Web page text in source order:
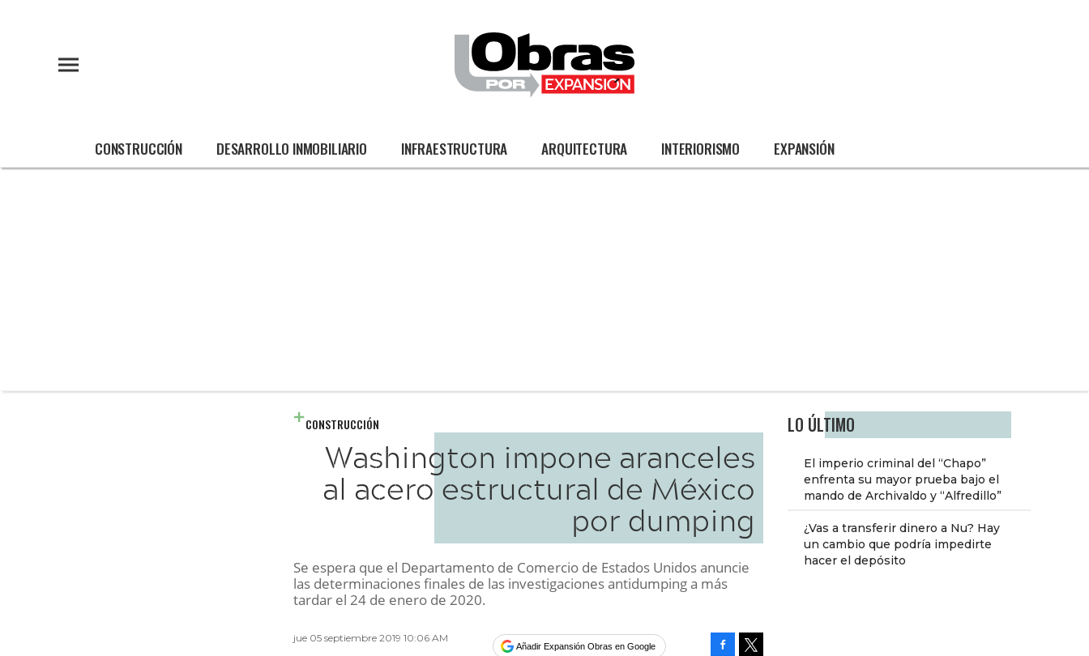
CONSTRUCCIÓN DESARROLLO INMOBILIARIO INFRAESTRUCTURA ARQUITECTURA INTERIORISMO EXPANSIÓN
LO ÚLTIMO
El imperio criminal del “Chapo”
enfrenta su mayor prueba bajo el
mando de Archivaldo y “Alfredillo”
¿Vas a transferir dinero a Nu? Hay
un cambio que podría impedirte
hacer el depósito
CONSTRUCCIÓN
Washington impone aranceles
al acero estructural de México
por dumping
Se espera que el Departamento de Comercio de Estados Unidos anuncie
las determinaciones finales de las investigaciones antidumping a más
tardar el 24 de enero de 2020.
jue 05 septiembre 2019 10:06 AM
Añadir Expansión Obras en Google